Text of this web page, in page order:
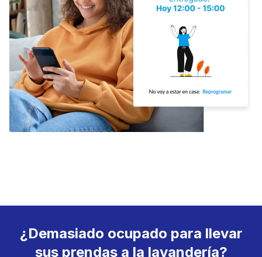
¿Demasiado ocupado para llevar
sus prendas a la lavandería?